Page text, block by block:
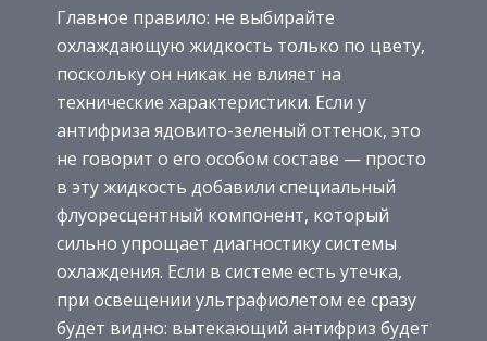
Главное правило: не выбирайте
охлаждающую жидкость только по цвету,
поскольку он никак не влияет на
технические характеристики. Если у
антифриза ядовито-зеленый оттенок, это
не говорит о его особом составе — просто
в эту жидкость добавили специальный
флуоресцентный компонент, который
сильно упрощает диагностику системы
охлаждения. Если в системе есть утечка,
при освещении ультрафиолетом ее сразу
будет видно: вытекающий антифриз будет